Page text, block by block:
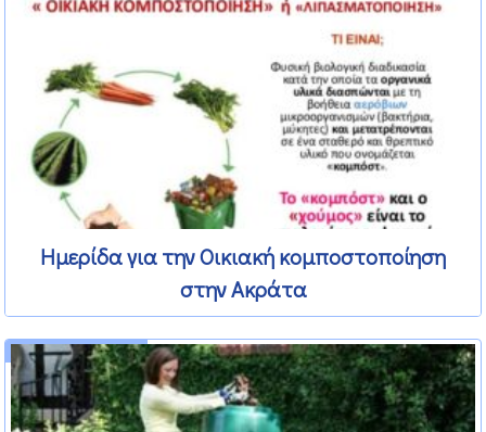
Ημερίδα για την Οικιακή κομποστοποίηση
στην Ακράτα
11 Φεβρουαρίου 2012